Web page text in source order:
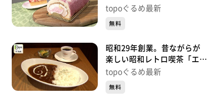
リーアズロール」（太白区泉
topoぐるめ最新
無料
昭和29年創業。昔ながらが
楽しい昭和レトロ喫茶「エビ
アン 東一店」（青葉区一番
topoぐるめ最新
無料